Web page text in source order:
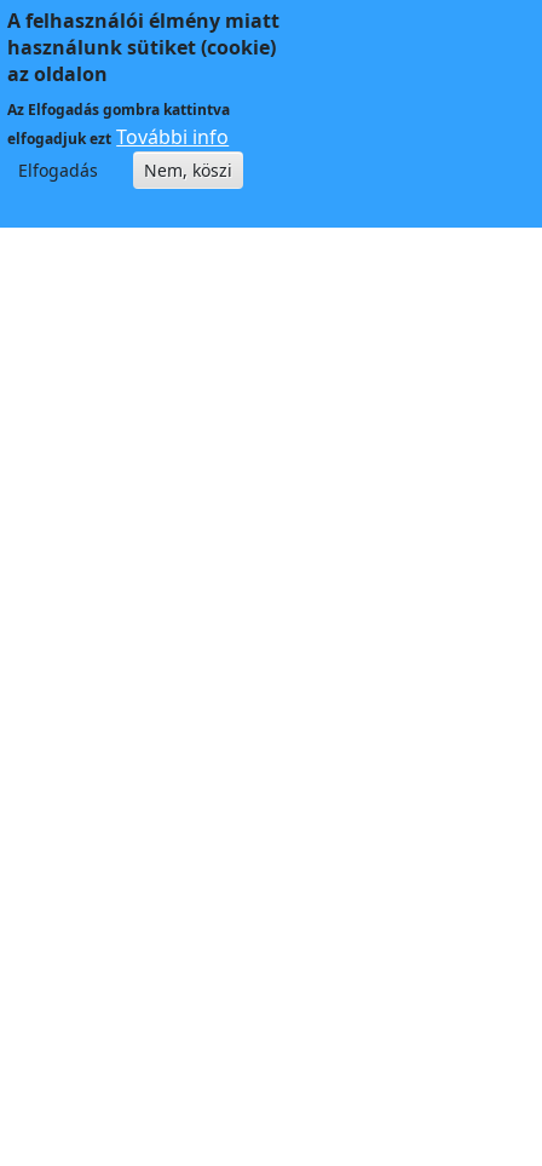
A felhasználói élmény miatt
használunk sütiket (cookie)
az oldalon
Az Elfogadásgombra kattintva
elfogadjuk ezt További info
Elfogadás Nem, köszi